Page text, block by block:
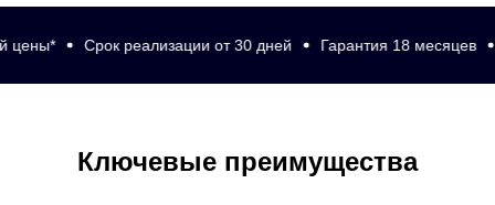
Срок реализации от 30 дней Гарантия 18 месяцев
Ключевые преимущества